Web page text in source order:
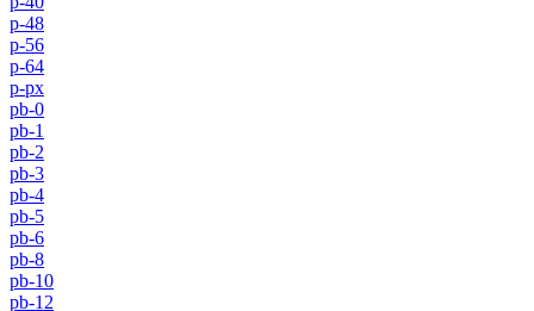
p-48
p-56
p-64
p-px
pb-0
pb-1
pb-2
pb-3
pb-4
pb-5
pb-6
pb-8
pb-10
pb-12